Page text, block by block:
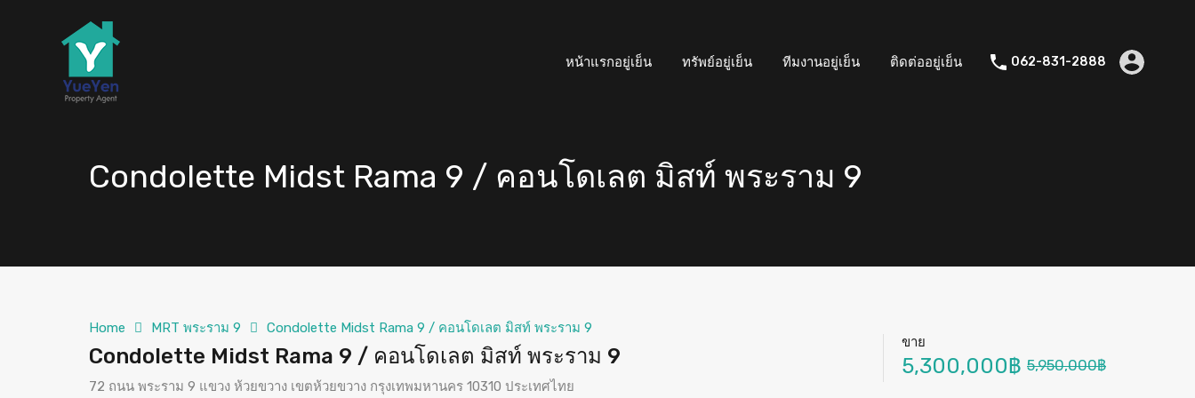
หน้าแรกอยู่เย็น ทรัพย์อยู่เย็น ทีมงานอยู่เย็น ติดต่ออยู่เย็น 062-831-2888
Condolette Midst Rama 9 / คอนโดเลต มิสท์ พระราม 9
Home MRT พระราม 9 Condolette Midst Rama 9 / คอนโดเลต มิสท์ พระราม 9
Condolette Midst Rama 9 / คอนโดเลต มิสท์ พระราม 9
72 ถนน พระราม 9 แขวง ห้วยขวาง เขตห้วยขวาง กรุงเทพมหานคร 10310 ประเทศไทย
ขาย
5,300,000฿ 5,950,000฿